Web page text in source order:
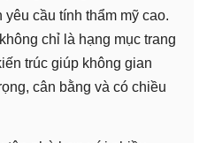
cầu tính thẩm mỹ cao.
chỉ là hạng mục trang
trúc giúp không gian
cân bằng và có chiều